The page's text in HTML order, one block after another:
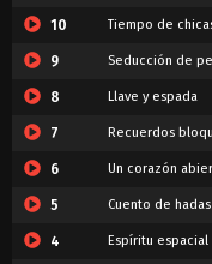
10 Tiempo de
9 Seducción de
8 Llave y espada
7 Recuerdos
6 Un corazón
5 Cuento de hadas
4 Espíritu espacial